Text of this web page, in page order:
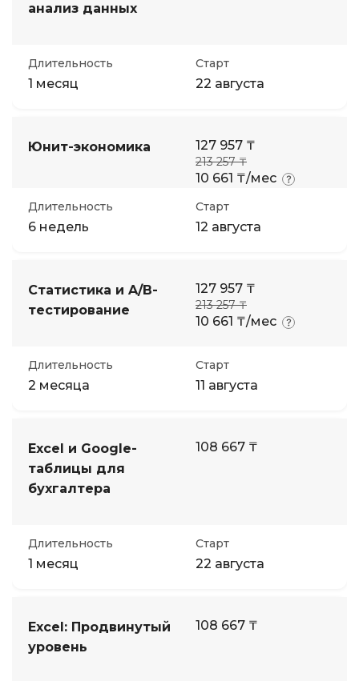
анализ данных
Длительность
1 месяц
Старт
22 августа
Юнит-экономика 127 957 ₸
213 257 ₸
10 661 ₸/мес
Длительность
6 недель
Старт
12 августа
Статистика и A/B-
тестирование
127 957 ₸
213 257 ₸
10 661 ₸/мес
Длительность
2 месяца
Старт
11 августа
Excel и Google-
таблицы для
бухгалтера
108 667 ₸
Длительность
1 месяц
Старт
22 августа
Excel: Продвинутый
уровень
108 667 ₸